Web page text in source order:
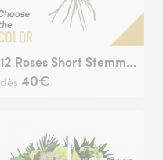
12 Roses Short Stemmed
dès 40€